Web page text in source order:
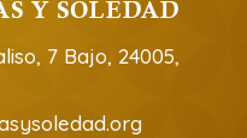
Y SOLEDAD
7 Bajo, 24005,